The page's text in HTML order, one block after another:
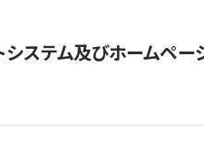
システム及びホームペ